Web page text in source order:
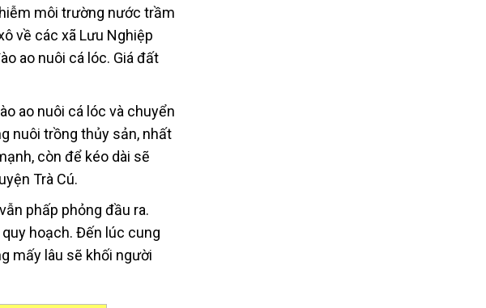
môi trường nước trầm
về các xã Lưu Nghiệp
ao nuôi cá lóc. Giá đất
ao nuôi cá lóc và chuyển
nuôi trồng thủy sản, nhất
còn để kéo dài sẽ
Trà Cú.
phấp phỏng đầu ra.
quy hoạch. Đến lúc cung
mấy lâu sẽ khối người